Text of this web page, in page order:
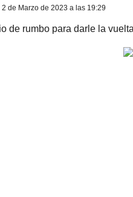
2 de Marzo de 2023 a las 19:29
de rumbo para darle la